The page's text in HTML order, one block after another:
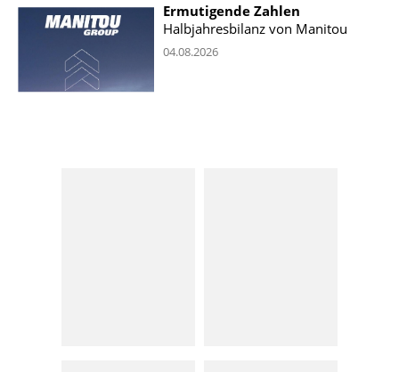
Ermutigende Zahlen
Halbjahresbilanz von Manitou
04.08.2026